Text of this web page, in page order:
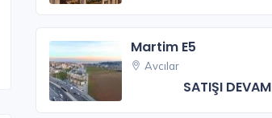
Martim E5
Avcılar
SATIŞI